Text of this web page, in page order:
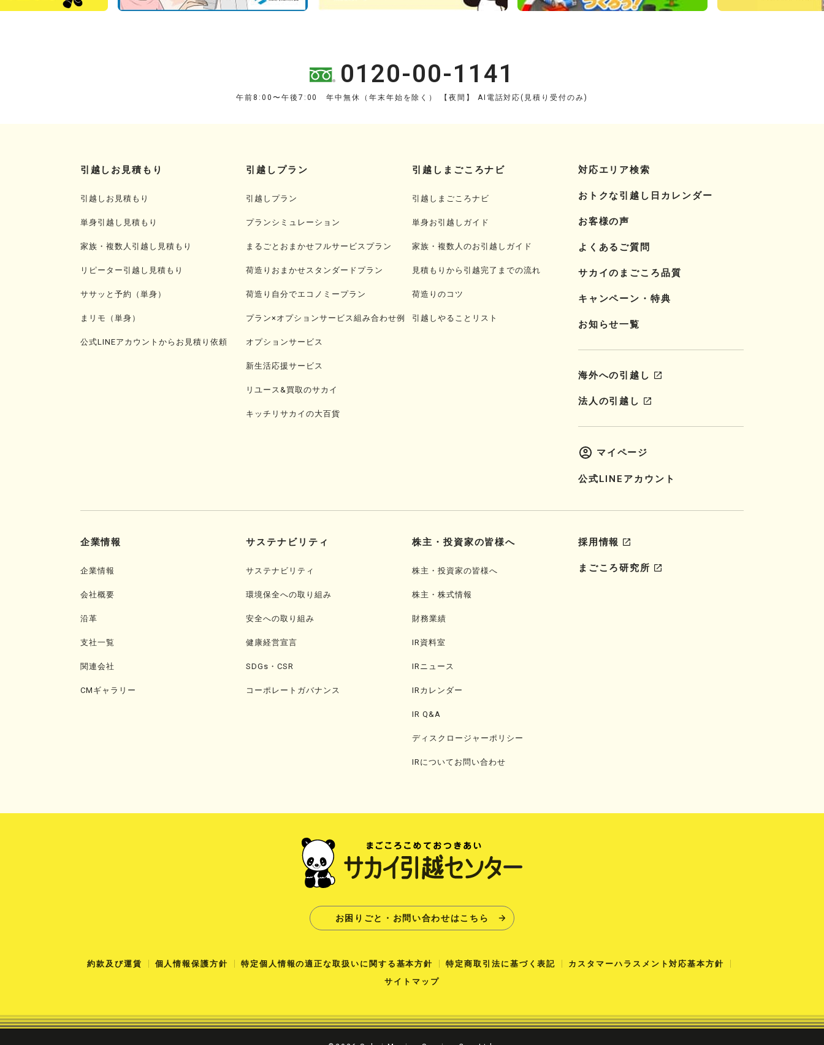
0120-00-1141
午前8:00〜午後7:00 年中無休（年末年始を除く） 【夜間】 AI電話対応(見積り受付のみ)
引越しお見積もり
引越しお見積もり
単身引越し見積もり
家族・複数人引越し見積もり
リピーター引越し見積もり
ササッと予約（単身）
まリモ（単身）
公式LINEアカウントからお見積り依頼
引越しプラン
引越しプラン
プランシミュレーション
まるごとおまかせフルサービスプラン
荷造りおまかせスタンダードプラン
荷造り自分でエコノミープラン
プラン×オプションサービス組み合わせ例
オプションサービス
新生活応援サービス
リユース&買取のサカイ
キッチリサカイの大百貨
引越しまごころナビ
引越しまごころナビ
単身お引越しガイド
家族・複数人のお引越しガイド
見積もりから引越完了までの流れ
荷造りのコツ
引越しやることリスト
対応エリア検索
おトクな引越し日カレンダー
お客様の声
よくあるご質問
サカイのまごころ品質
キャンペーン・特典
お知らせ一覧
海外への引越し
法人の引越し
マイページ
公式LINEアカウント
企業情報
企業情報
会社概要
沿革
支社一覧
関連会社
CMギャラリー
サステナビリティ
サステナビリティ
環境保全への取り組み
安全への取り組み
健康経営宣言
SDGs・CSR
コーポレートガバナンス
株主・投資家の皆様へ
株主・投資家の皆様へ
株主・株式情報
財務業績
IR資料室
IRニュース
IRカレンダー
IR Q&A
ディスクロージャーポリシー
IRについてお問い合わせ
採用情報
まごころ研究所
お困りごと・お問い合わせはこちら
約款及び運賃 個人情報保護方針 特定個人情報の適正な取扱いに関する基本方針 特定商取引法に基づく表記
カスタマーハラスメント対応基本方針
サイトマップ